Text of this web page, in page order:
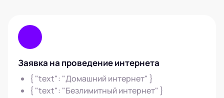
Заявка на проведение интернета
{ "text": "Домашний интернет" }
{ "text": "Безлимитный интернет" }